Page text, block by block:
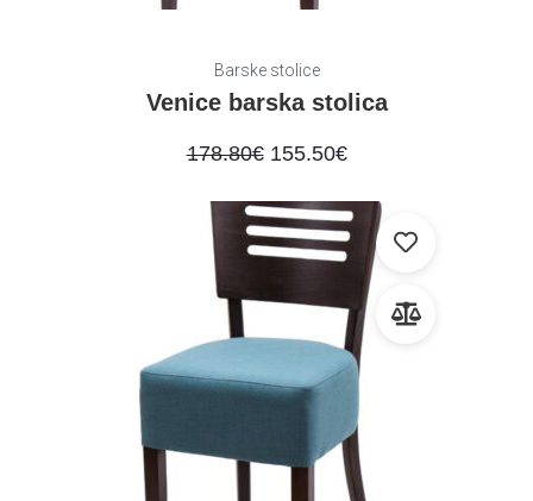
Barske stolice
Venice barska stolica
178.80€ 155.50€